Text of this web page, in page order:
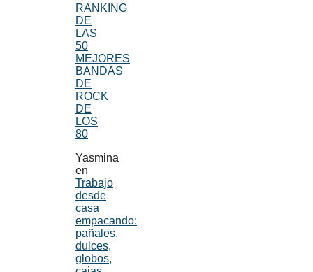
RANKING
DE
LAS
50
MEJORES
BANDAS
DE
ROCK
DE
LOS
80
Yasmina
en
Trabajo
desde
casa
empacando:
pañales,
dulces,
globos,